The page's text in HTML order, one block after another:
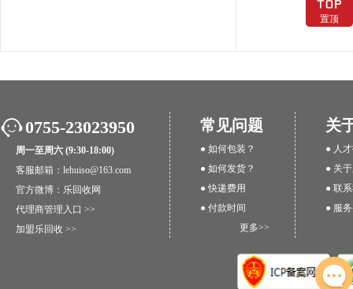
0755-23023950
周一至周六 (9:30-18:00)
客服邮箱：lehuiso@163.com
官方微博： 乐回收网
代理商管理入口 >>
加盟乐回收 >>
常见问题
● 如何包装？
● 如何发货？
● 快递费用
● 付款时间
更多>>
关
● 人
● 关
● 联
● 服
置顶